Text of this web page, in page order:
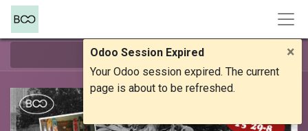
Điều hướng ×
Odoo Session Expired
Your Odoo session expired. The current
page is about to be refreshed.